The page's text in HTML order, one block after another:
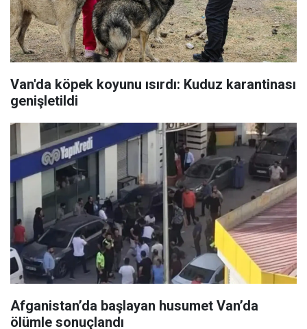
Van'da köpek koyunu ısırdı: Kuduz karantinası
genişletildi
Afganistan’da başlayan husumet Van’da
ölümle sonuçlandı